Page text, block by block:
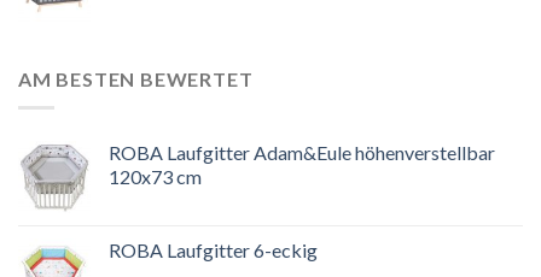
AM BESTEN BEWERTET
ROBA Laufgitter Adam&Eule höhenverstellbar
120x73 cm
ROBA Laufgitter 6-eckig